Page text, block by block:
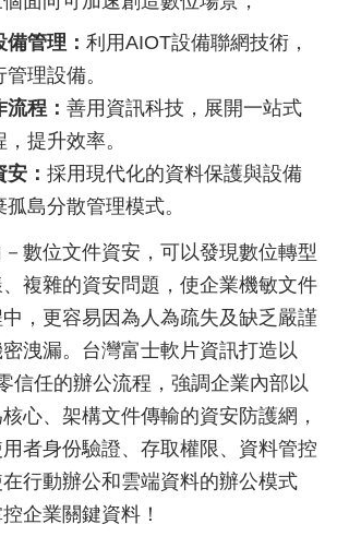
管理： 利用AIOT設備聯網技術，
理設備。
程： 善用資訊科技，展開一站式
提升效率。
： 採用現代化的資料保護與設備
島分散管理模式。
數位文件資安，可以發現數位轉型
複雜的資安問題，使企業機敏文件
，更容易因為人為疏失及缺乏嚴謹
洩漏。台灣富士軟片資訊打造以
信任的辦公流程，強調企業內部以
心、架構文件傳輸的資安防護網，
者身份驗證、存取權限、資料管控
行動辦公和雲端資料的辦公模式
企業關鍵資料！